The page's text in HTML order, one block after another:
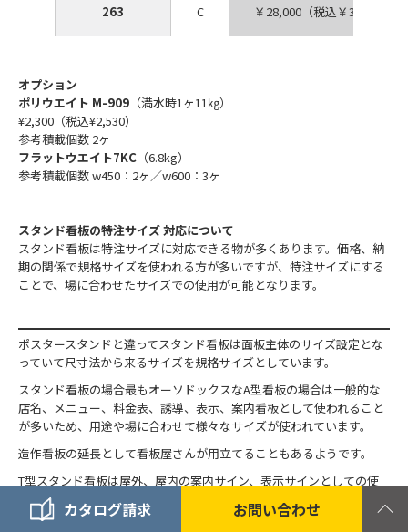
カタログ請求 お問い合わせ
263 C ￥28,000（税込￥30,800）
オプション
ポリウエイト M-909 （満水時1ヶ11㎏）
¥2,300（税込¥2,530）
参考積載個数 2ヶ
フラットウエイト7KC （6.8kg）
参考積載個数 w450：2ヶ／w600：3ヶ
スタンド看板の特注サイズ 対応について
スタンド看板は特注サイズに対応できる物が多くあります。価格、納
期の関係で規格サイズを使われる方が多いですが、特注サイズにする
ことで、場に合わせたサイズでの使用が可能となります。
ポスタースタンドと違ってスタンド看板は面板主体のサイズ設定とな
っていて尺寸法から来るサイズを規格サイズとしています。
スタンド看板の場合最もオーソドックスなA型看板の場合は一般的な
店名、メニュー、料金表、誘導、表示、案内看板として使われること
が多いため、用途や場に合わせて様々なサイズが使われています。
造作看板の延長として看板屋さんが用立てることもあるようです。
T型スタンド看板は屋外、屋内の案内サイン、表示サインとしての使
い方をされる方が多くいて300×1200、300×900が良く使われます。
スタンド看板はその性質上一定の距離から認知してみてもらう必要が